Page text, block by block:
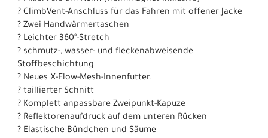
? ClimbVent-Anschluss für das Fahren mit offener Jacke
? Zwei Handwärmertaschen
? Leichter 360°-Stretch
? schmutz-, wasser- und fleckenabweisende
Stoffbeschichtung
? Neues X-Flow-Mesh-Innenfutter.
? taillierter Schnitt
? Komplett anpassbare Zweipunkt-Kapuze
? Reflektorenaufdruck auf dem unteren Rücken
? Elastische Bündchen und Säume